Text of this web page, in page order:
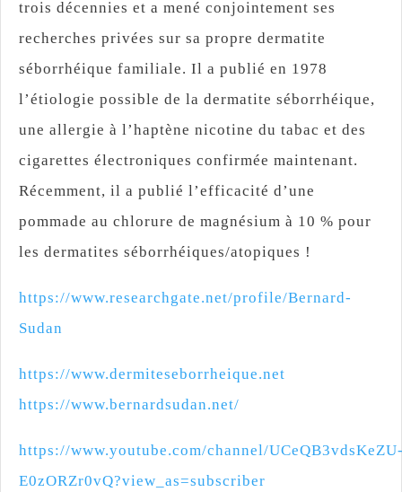
trois décennies et a mené conjointement ses
recherches privées sur sa propre dermatite
séborrhéique familiale. Il a publié en 1978
l’étiologie possible de la dermatite séborrhéique,
une allergie à l’haptène nicotine du tabac et des
cigarettes électroniques confirmée maintenant.
Récemment, il a publié l’efficacité d’une
pommade au chlorure de magnésium à 10 % pour
les dermatites séborrhéiques/atopiques !
https://www.researchgate.net/profile/Bernard-
Sudan
https://www.dermiteseborrheique.net
https://www.bernardsudan.net/
https://www.youtube.com/channel/
E0zORZr0vQ?view_as=subscriber